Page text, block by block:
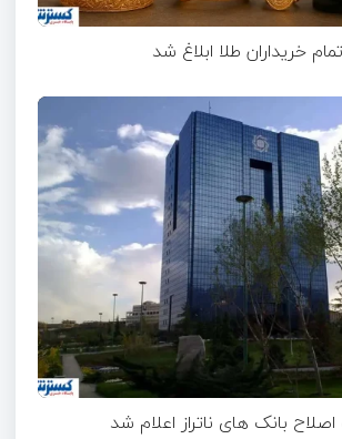
خریداران طلا ابلاغ شد
بانک های ناتراز اعلام شد